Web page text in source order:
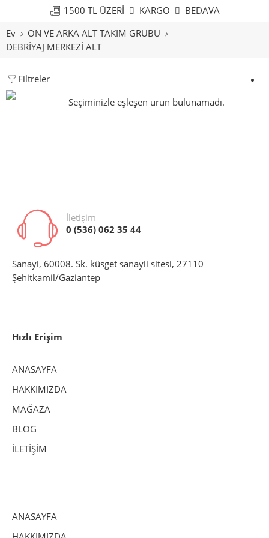
1500 TL ÜZERİ KARGO
BEDAVA
Ev
ÖN VE ARKA ALT TAKIM GRUBU
DEBRİYAJ MERKEZİ ALT
Filtreler
Seçiminizle eşleşen ürün bulunamadı.
İletişim
0 (536) 062 35 44
Sanayi, 60008. Sk. küsget sanayii sitesi, 27110
Şehitkamil/Gaziantep
Hızlı Erişim
ANASAYFA
HAKKIMIZDA
MAĞAZA
BLOG
İLETİŞİM
ANASAYFA